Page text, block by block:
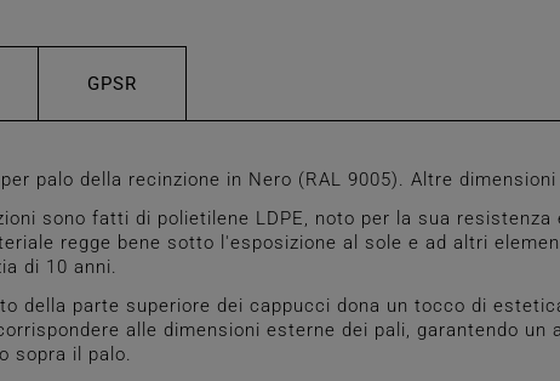
GPSR
palo della recinzione in Nero (RAL 9005). Altre
sono fatti di polietilene LDPE, noto per la sua
regge bene sotto l'esposizione al sole e ad altri
di 10 anni.
della parte superiore dei cappucci dona un tocco di
alle dimensioni esterne dei pali, garantendo
sopra il palo.